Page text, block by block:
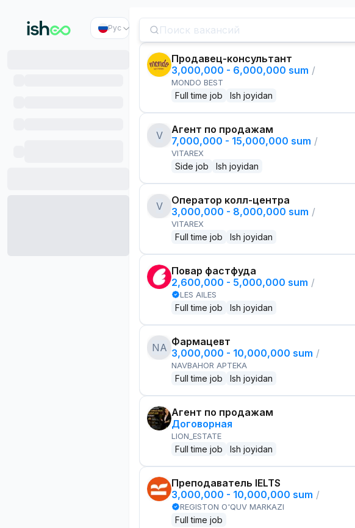
Рус
Продавец-консультант
3,000,000 - 6,000,000 sum /
MONDO BEST
Full time job Ish joyidan
V
Агент по продажам
7,000,000 - 15,000,000 sum /
VITAREX
Side job Ish joyidan
V
Оператор колл-центра
3,000,000 - 8,000,000 sum /
VITAREX
Full time job Ish joyidan
Повар фастфуда
2,600,000 - 5,000,000 sum /
LES AILES
Full time job Ish joyidan
NA Фармацевт
3,000,000 - 10,000,000 sum /
NAVBAHOR APTEKA
Full time job Ish joyidan
Агент по продажам
Договорная
LION_ESTATE
Full time job Ish joyidan
Преподаватель IELTS
3,000,000 - 10,000,000 sum /
REGISTON O'QUV MARKAZI
Full time job